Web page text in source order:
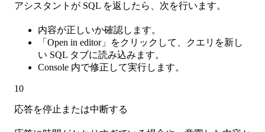
アシスタントが SQL を返したら、次を行います。
内容が正しいか確認します。
「Open in editor」をクリックして、クエリを新し
い SQL タブに読み込みます。
Console 内で修正して実行します。
10
応答を停止または中断する